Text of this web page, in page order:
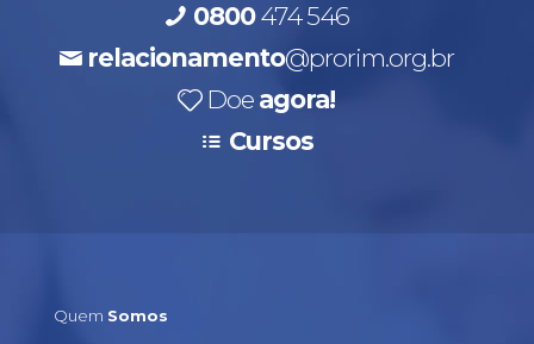
0800474 546
relacionamento@prorim.org.br
Doe agora!
Cursos
Quem Somos